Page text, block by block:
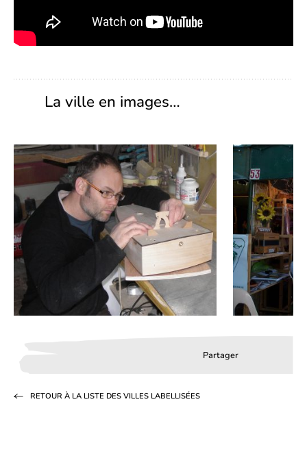
La ville en images…
Partager
RETOUR À LA LISTE DES VILLES LABELLISÉES